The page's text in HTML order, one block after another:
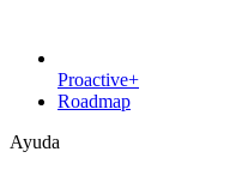
Proactive+
Roadmap
Ayuda